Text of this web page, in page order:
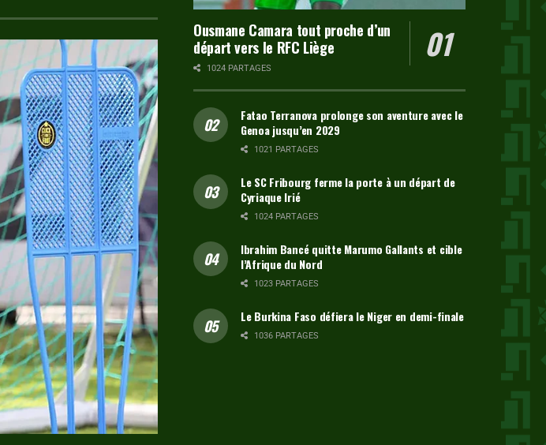
Ousmane Camara tout proche d’un
départ vers le RFC Liège
1024 PARTAGES
Fatao Terranova prolonge son aventure avec le
Genoa jusqu’en 2029
1021 PARTAGES
Le SC Fribourg ferme la porte à un départ de
Cyriaque Irié
1024 PARTAGES
Ibrahim Bancé quitte Marumo Gallants et cible
l’Afrique du Nord
1023 PARTAGES
Le Burkina Faso défiera le Niger en demi-finale
1036 PARTAGES